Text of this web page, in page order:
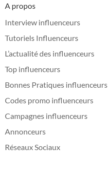
A propos
Interview influenceurs
Tutoriels Influenceurs
L’actualité des influenceurs
Top influenceurs
Bonnes Pratiques influenceurs
Codes promo influenceurs
Campagnes influenceurs
Annonceurs
Réseaux Sociaux